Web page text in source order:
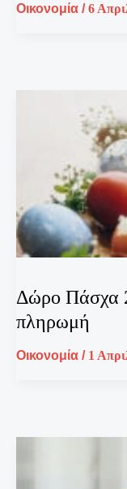
Οικονομία /6
Δώρο Πάσχα
πληρωμή
Οικονομία / 1